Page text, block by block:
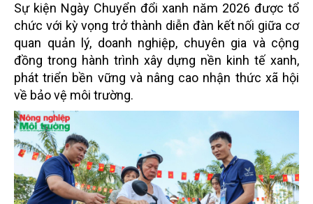
Sự kiện Ngày Chuyển đổi xanh năm 2026 được tổ
chức với kỳ vọng trở thành diễn đàn kết nối giữa cơ
quan quản lý, doanh nghiệp, chuyên gia và cộng
đồng trong hành trình xây dựng nền kinh tế xanh,
phát triển bền vững và nâng cao nhận thức xã hội
về bảo vệ môi trường.